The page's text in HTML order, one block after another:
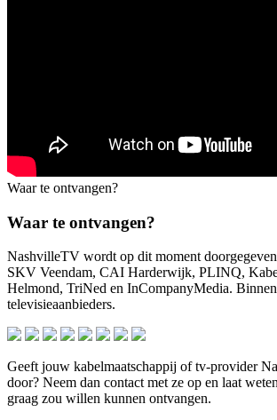
Waar te ontvangen?
Waar te ontvangen?
NashvilleTV wordt op dit moment
SKV Veendam, CAI Harderwijk, PLINQ,
Helmond, TriNed en InCompanyMedia.
televisieaanbieders.
Geeft jouw kabelmaatschappij of tv-provider
door? Neem dan contact met ze op en laat
graag zou willen kunnen ontvangen.